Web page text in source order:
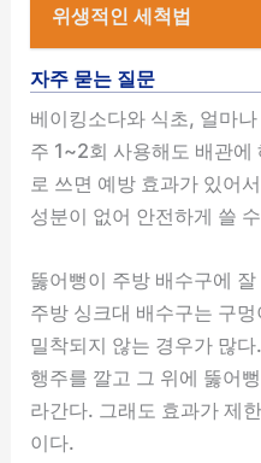
위생적인 세척법
자주 묻는 질문
베이킹소다와 식초, 얼마
주 1~2회 사용해도 배관에
로 쓰면 예방 효과가 있어
성분이 없어 안전하게 쓸
뚫어뻥이 주방 배수구에
주방 싱크대 배수구는 구
밀착되지 않는 경우가 많
행주를 깔고 그 위에 뚫어
라간다. 그래도 효과가 제
이다.